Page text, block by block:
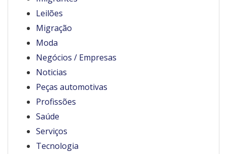
Leilões
Migração
Moda
Negócios / Empresas
Noticias
Peças automotivas
Profissões
Saúde
Serviços
Tecnologia